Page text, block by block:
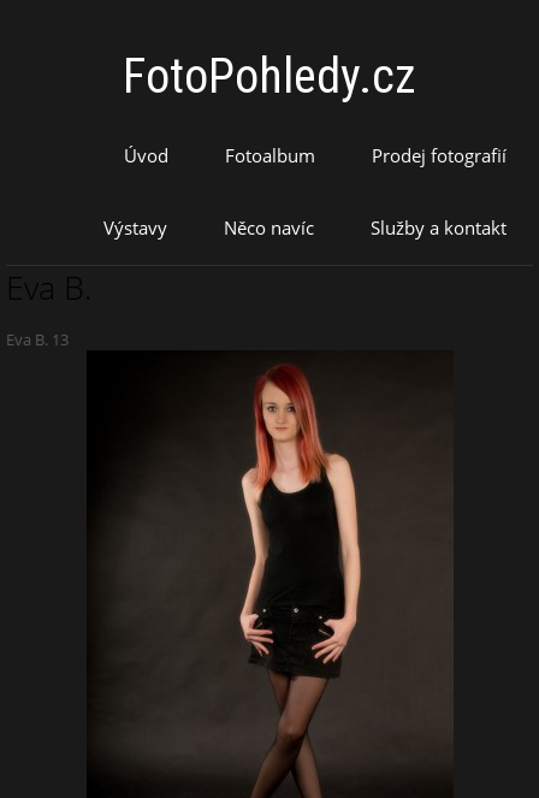
FotoPohledy.cz
Úvod Fotoalbum Prodej fotografií
Výstavy Něco navíc Služby a kontakt
Eva B.
Eva B. 13